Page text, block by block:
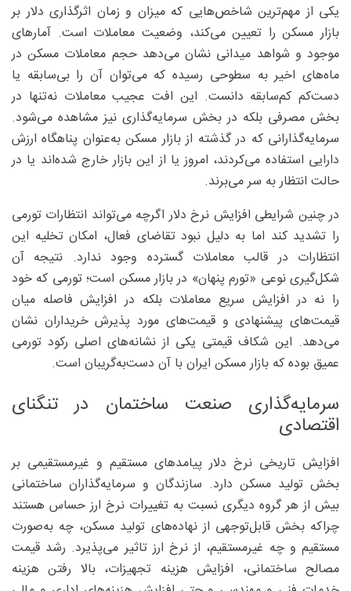
یکی از مهم‌ترین شاخص‌هایی که میزان و زمان اثرگذاری دلار بر
بازار مسکن را تعیین می‌کند، وضعیت معاملات است. آمارهای
موجود و شواهد میدانی نشان می‌دهد حجم معاملات مسکن در
ماه‌های اخیر به سطوحی رسیده که می‌توان آن را بی‌سابقه یا
دست‌کم کم‌سابقه دانست. این افت عجیب معاملات نه‌تنها در
بخش مصرفی بلکه در بخش سرمایه‌گذاری نیز مشاهده می‌شود.
سرمایه‌گذارانی که در گذشته از بازار مسکن به‌عنوان پناهگاه ارزش
دارایی استفاده می‌کردند، امروز یا از این بازار خارج شده‌اند یا در
حالت انتظار به سر می‌برند.
در چنین شرایطی افزایش نرخ دلار اگرچه می‌تواند انتظارات تورمی
را تشدید کند اما به دلیل نبود تقاضای فعال، امکان تخلیه این
انتظارات در قالب معاملات گسترده وجود ندارد. نتیجه آن
شکل‌گیری نوعی «تورم پنهان» در بازار مسکن است؛ تورمی که خود
را نه در افزایش سریع معاملات بلکه در افزایش فاصله میان
قیمت‌های پیشنهادی و قیمت‌های مورد پذیرش خریداران نشان
می‌دهد. این شکاف قیمتی یکی از نشانه‌های اصلی رکود تورمی
عمیق بوده که بازار مسکن ایران با آن دست‌به‌گریبان است.
سرمایه‌گذاری صنعت ساختمان در تنگنای
اقتصادی
افزایش تاریخی نرخ دلار پیامدهای مستقیم و غیرمستقیمی بر
بخش تولید مسکن دارد. سازندگان و سرمایه‌گذاران ساختمانی
بیش از هر گروه دیگری نسبت به تغییرات نرخ ارز حساس هستند
چراکه بخش قابل‌توجهی از نهاده‌های تولید مسکن، چه به‌صورت
مستقیم و چه غیرمستقیم، از نرخ ارز تاثیر می‌پذیرد. رشد قیمت
مصالح ساختمانی، افزایش هزینه تجهیزات، بالا رفتن هزینه